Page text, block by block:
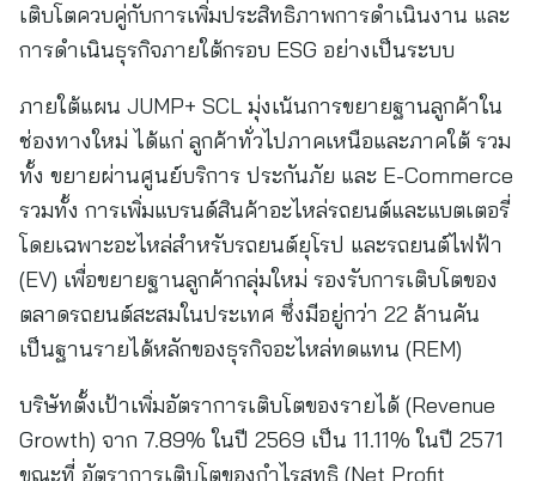
เติบโตควบคู่กับการเพิ่มประสิทธิภาพการดำเนินงาน และ
การดำเนินธุรกิจภายใต้กรอบ ESG อย่างเป็นระบบ
ภายใต้แผน JUMP+ SCL มุ่งเน้นการขยายฐานลูกค้าใน
ช่องทางใหม่ ได้แก่ ลูกค้าทั่วไปภาคเหนือและภาคใต้ รวม
ทั้ง ขยายผ่านศูนย์บริการ ประกันภัย และ E-Commerce
รวมทั้ง การเพิ่มแบรนด์สินค้าอะไหล่รถยนต์และแบตเตอรี่
โดยเฉพาะอะไหล่สำหรับรถยนต์ยุโรป และรถยนต์ไฟฟ้า
(EV) เพื่อขยายฐานลูกค้ากลุ่มใหม่ รองรับการเติบโตของ
ตลาดรถยนต์สะสมในประเทศ ซึ่งมีอยู่กว่า 22 ล้านคัน
เป็นฐานรายได้หลักของธุรกิจอะไหล่ทดแทน (REM)
บริษัทตั้งเป้าเพิ่มอัตราการเติบโตของรายได้ (Revenue
Growth) จาก 7.89% ในปี 2569 เป็น 11.11% ในปี 2571
ขณะที่ อัตราการเติบโตของกำไรสุทธิ (Net Profit